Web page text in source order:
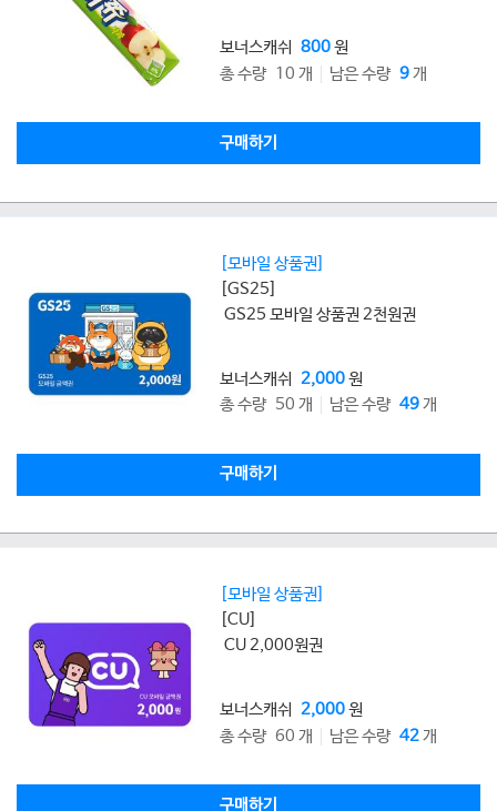
보너스캐쉬 800원
총 수량 10 개
남은 수량 9개
구매하기
[모바일 상품권]
[GS25]
GS25 모바일 상품권 2천원권
보너스캐쉬 2,000원
총 수량 50 개
남은 수량 49개
구매하기
[모바일 상품권]
[CU]
CU 2,000원권
보너스캐쉬 2,000원
총 수량 60 개
남은 수량 42개
구매하기